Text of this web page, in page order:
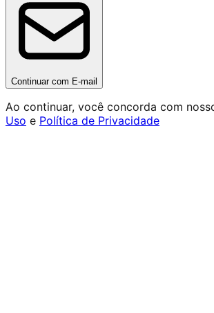
Continuar com E-mail
Ao continuar, você concorda com
Uso e Política de Privacidade